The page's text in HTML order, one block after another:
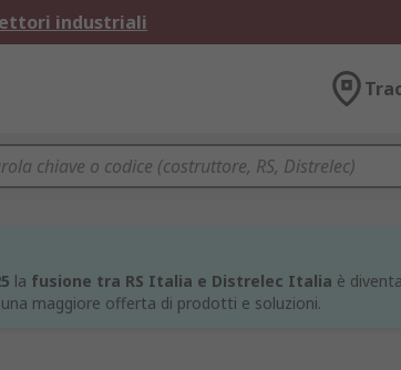
industriali
la fusione tra RS Italia e Distrelec Italia è
maggiore offerta di prodotti e soluzioni.